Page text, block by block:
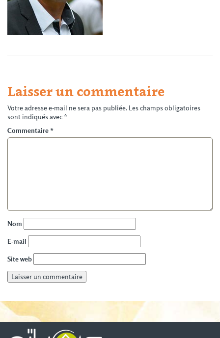
Laisser un commentaire
Votre adresse e-mail ne sera pas publiée. Les champs obligatoires
sont indiqués avec *
Commentaire *
Nom
E-mail
Site web